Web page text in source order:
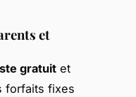
et
gratuit et
forfaits fixes